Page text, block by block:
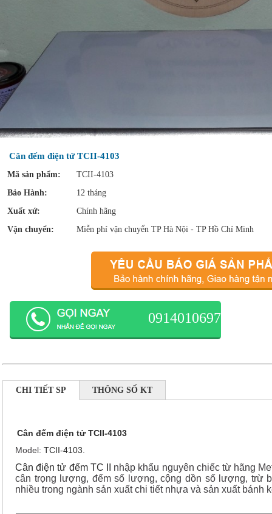
Cân đếm điện tử TCII-4103
Mã sản phẩm:
TCII-4103
Bảo Hành:
12 tháng
Xuất xứ:
Chính hãng
Vận chuyển:
Miễn phí vận chuyển TP Hà Nội - TP Hồ Chí Minh
0914010697
CHI TIẾT SP THÔNG SỐ KT
Cân đếm điện tử TCII-4103
Model: TCII-4103.
Cân điện tử đếm TC II
nhập khẩu nguyên chiếc từ hãng
cân trọng lượng, đếm số lượng, cộng dồn số lượng, trừ
nhiều trong ngành sản xuất chi tiết nhựa và sản xuất bánh